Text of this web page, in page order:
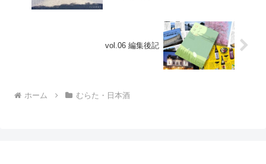
vol.06 編集後記
ホーム むらた・日本酒